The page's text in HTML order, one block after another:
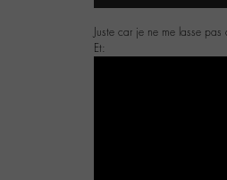
Juste car je ne me lasse
Et: